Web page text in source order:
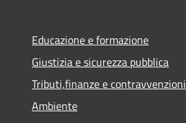
Educazione e formazione
Giustizia e sicurezza pubblica
Tributi,finanze e contravvenzioni
Ambiente